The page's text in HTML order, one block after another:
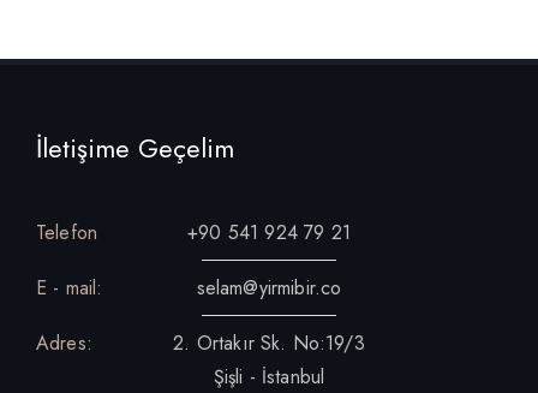
İletişime Geçelim
Telefon
+90 541 924 79 21
E - mail:
selam@yirmibir.co
Adres:
2. Ortakır Sk. No:19/3
Şişli - İstanbul